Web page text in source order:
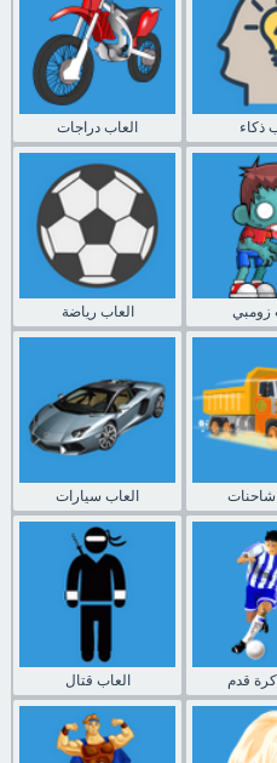
العاب دراجات ذكاء
العاب رياضة زومبي
العاب سيارات شاحنات
العاب قتال قدم